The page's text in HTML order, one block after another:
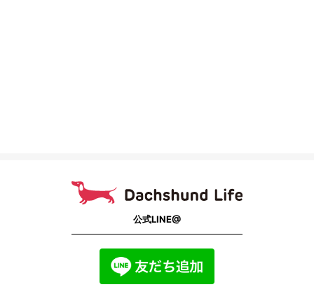
公式LINE@